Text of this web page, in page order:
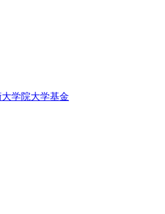
学院大学基金